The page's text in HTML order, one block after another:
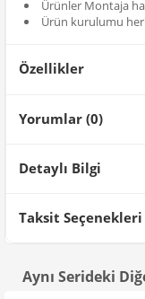
Ürünler Montaja
Ürün kurulumu
Özellikler
Yorumlar (0)
Detaylı Bilgi
Ürün Detayları;
Taksit Seçenekleri
Aynı Serideki